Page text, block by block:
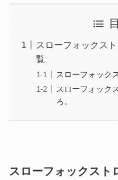
スローフォックス
覧
スローフォック
スローフォック
ろ。
スローフォックスト